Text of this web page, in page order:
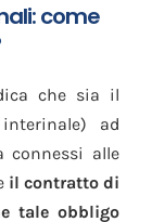
come
che sia il
ad
connessi alle
il contratto di
tale obbligo